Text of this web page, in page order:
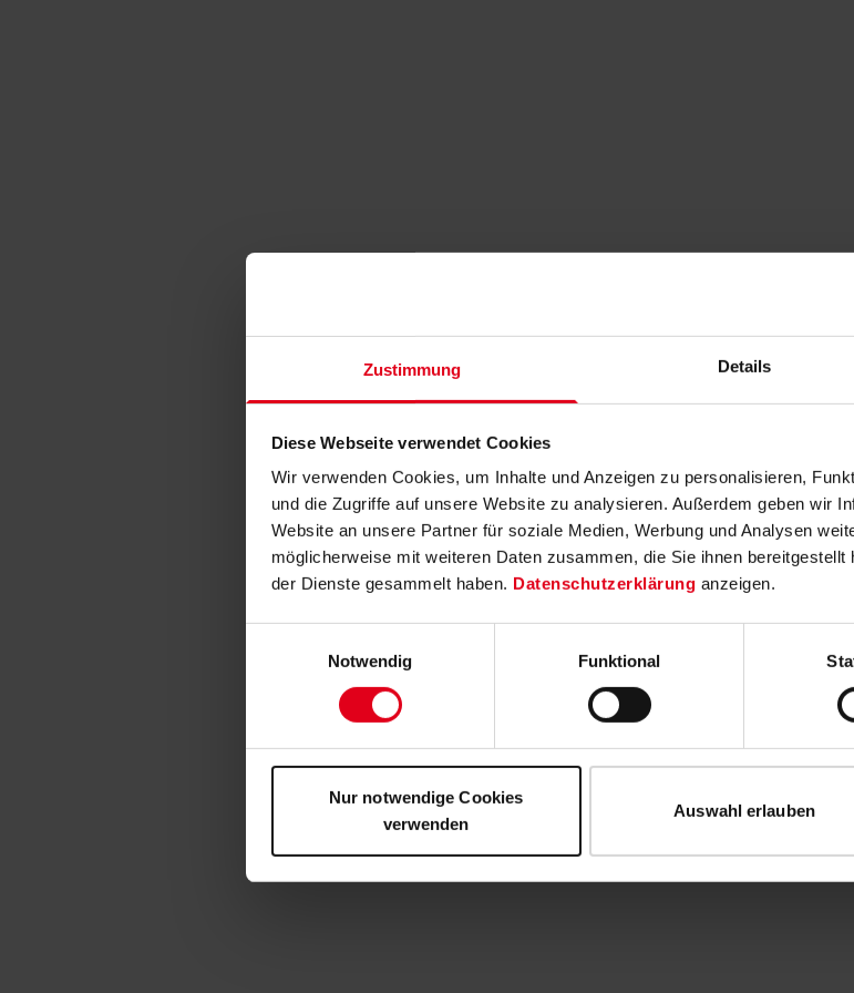
Zustimmung Details
Diese Webseite verwendet Cookies
Wir verwenden Cookies, um Inhalte und Anzeigen zu personalisieren,
und die Zugriffe auf unsere Website zu analysieren. Außerdem geben wir
Website an unsere Partner für soziale Medien, Werbung und Analysen
möglicherweise mit weiteren Daten zusammen, die Sie ihnen
der Dienste gesammelt haben. Datenschutzerklärung anzeigen.
Notwendig
Funktional
Nur notwendige Cookies
verwenden
Auswahl erlauben